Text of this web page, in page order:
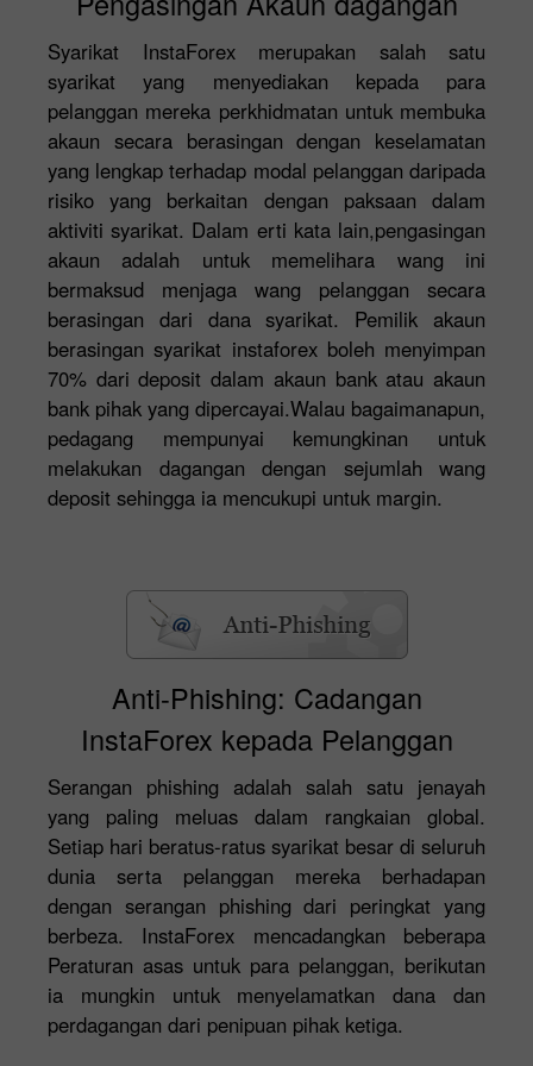
Syarikat InstaForex merupakan salah satu
syarikat yang menyediakan kepada para
pelanggan mereka perkhidmatan untuk membuka
akaun secara berasingan dengan keselamatan
yang lengkap terhadap modal pelanggan daripada
risiko yang berkaitan dengan paksaan dalam
aktiviti syarikat. Dalam erti kata lain,pengasingan
akaun adalah untuk memelihara wang ini
bermaksud menjaga wang pelanggan secara
berasingan dari dana syarikat. Pemilik akaun
berasingan syarikat instaforex boleh menyimpan
70% dari deposit dalam akaun bank atau akaun
bank pihak yang dipercayai.Walau bagaimanapun,
pedagang mempunyai kemungkinan untuk
melakukan dagangan dengan sejumlah wang
deposit sehingga ia mencukupi untuk margin.
Anti-Phishing: Cadangan
InstaForex kepada Pelanggan
Serangan phishing adalah salah satu jenayah
yang paling meluas dalam rangkaian global.
Setiap hari beratus-ratus syarikat besar di seluruh
dunia serta pelanggan mereka berhadapan
dengan serangan phishing dari peringkat yang
berbeza. InstaForex mencadangkan beberapa
Peraturan asas untuk para pelanggan, berikutan
ia mungkin untuk menyelamatkan dana dan
perdagangan dari penipuan pihak ketiga.